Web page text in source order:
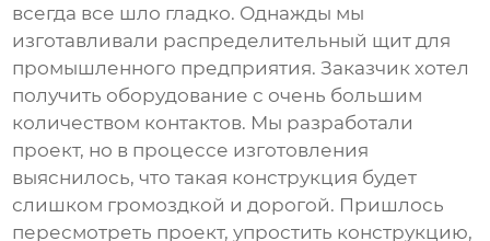
всегда все шло гладко. Однажды мы
изготавливали распределительный щит для
промышленного предприятия. Заказчик хотел
получить оборудование с очень большим
количеством контактов. Мы разработали
проект, но в процессе изготовления
выяснилось, что такая конструкция будет
слишком громоздкой и дорогой. Пришлось
пересмотреть проект, упростить конструкцию,